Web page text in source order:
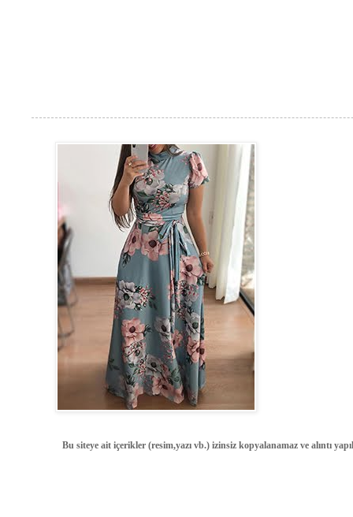
Bu siteye ait içerikler (resim,yazı vb.) izinsiz kopyalanamaz ve alıntı